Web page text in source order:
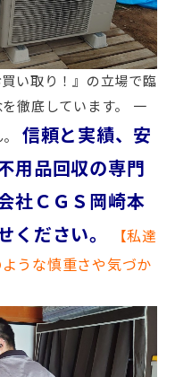
い取り！』の立場で臨
徹底しています。 一
信頼と実績、安
用品回収の専門
社ＣＧＳ岡崎本
ください。
【私達
うな慎重さや気づか